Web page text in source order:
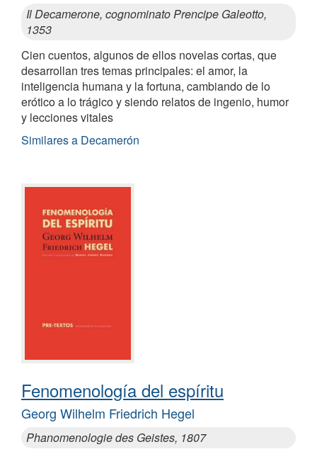
Il Decamerone, cognominato Prencipe Galeotto,
1353
Cien cuentos, algunos de ellos novelas cortas, que
desarrollan tres temas principales: el amor, la
inteligencia humana y la fortuna, cambiando de lo
erótico a lo trágico y siendo relatos de ingenio, humor
y lecciones vitales
Similares a Decamerón
Fenomenología del espíritu
Georg Wilhelm Friedrich Hegel
Phanomenologie des Geistes, 1807